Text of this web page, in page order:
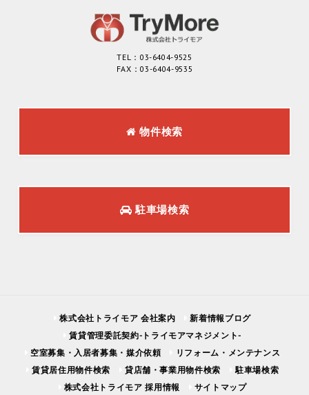
TEL：03-6404-9525
FAX：03-6404-9535
物件検索
駐車場検索
株式会社トライモア 会社案内
新着情報ブログ
賃貸管理委託契約-トライモアマネジメント-
空室募集・入居者募集・媒介依頼
リフォーム・メンテナンス
賃貸居住用物件検索
貸店舗・事業用物件検索
駐車場検索
株式会社トライモア 採用情報
サイトマップ